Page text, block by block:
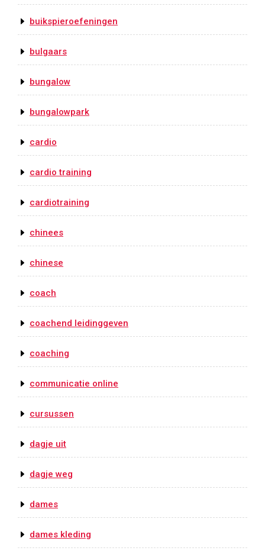
buikspieroefeningen
bulgaars
bungalow
bungalowpark
cardio
cardio training
cardiotraining
chinees
chinese
coach
coachend leidinggeven
coaching
communicatie online
cursussen
dagje uit
dagje weg
dames
dames kleding